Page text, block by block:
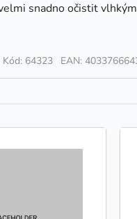
snadno očistit
Kód: 64323 EAN: